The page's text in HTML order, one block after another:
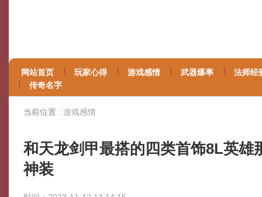
网站首页 玩家心得 游戏感情 武器爆率
法师经
传奇名字
当前位置 : 游戏感情
和天龙剑甲最搭的四类首饰8L英雄
神装